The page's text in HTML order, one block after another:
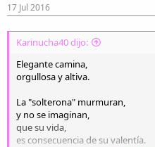
17 Jul 2016
Karinucha40 dijo:
Elegante camina,
orgullosa y altiva.
La "solterona" murmuran,
y no se imaginan,
que su vida,
es consecuencia de su valentía.